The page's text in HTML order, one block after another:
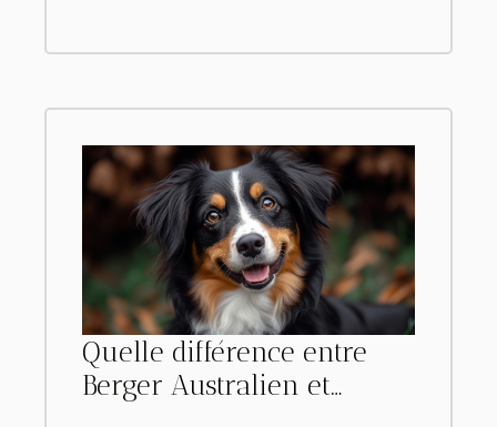
Quelle différence entre
Berger Australien et